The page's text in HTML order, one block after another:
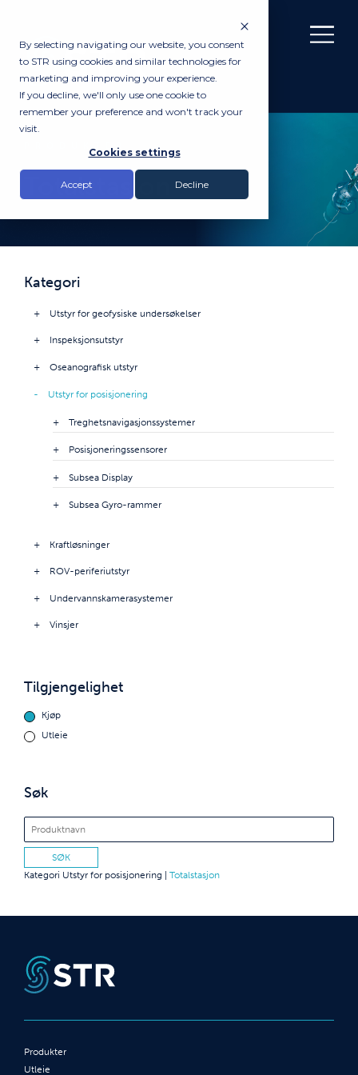
By selecting navigating our website, you consent
to STR using cookies and similar technologies for
marketing and improving your experience.
If you decline, we'll only use one cookie to
remember your preference and won't track your
visit.
Cookies settings
Accept Decline
PRODUKTER
Totalstasjon
Kategori
Utstyr for geofysiske undersøkelser
Inspeksjonsutstyr
Oseanografisk utstyr
Utstyr for posisjonering
Treghetsnavigasjonssystemer
Posisjoneringssensorer
Subsea Display
Subsea Gyro-rammer
Kraftløsninger
ROV-periferiutstyr
Undervannskamerasystemer
Vinsjer
Tilgjengelighet
Kjøp
Utleie
Søk
Kategori Utstyr for posisjonering Totalstasjon
Produkter
Utleie